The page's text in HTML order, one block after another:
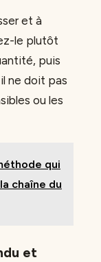
et à
le plutôt
puis
ne doit pas
ou les
qui
chaîne du
et